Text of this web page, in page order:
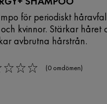
för periodiskt
kvinnor. Stärkar håret
avbrutna hårstrån.
(0 omdömen)